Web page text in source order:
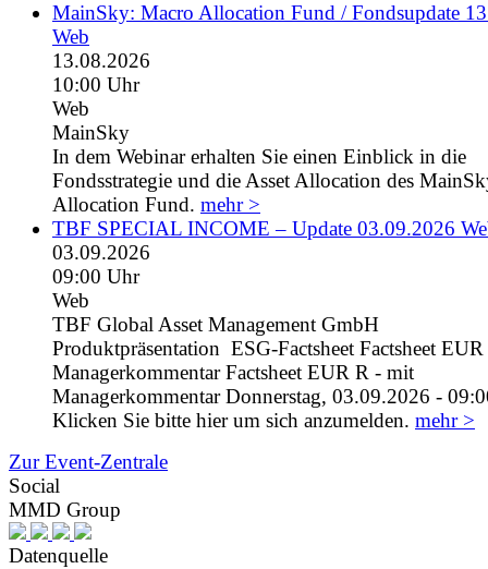
MainSky: Macro Allocation Fund / Fondsupdate
Web
13.08.2026
10:00 Uhr
Web
MainSky
In dem Webinar erhalten Sie einen Einblick in die
Fondsstrategie und die Asset Allocation des
Allocation Fund. mehr >
TBF SPECIAL INCOME – Update 03.09.2026
03.09.2026
09:00 Uhr
Web
TBF Global Asset Management GmbH
Produktpräsentation ESG-Factsheet Factsheet
Managerkommentar Factsheet EUR R - mit
Managerkommentar Donnerstag, 03.09.2026 -
Klicken Sie bitte hier um sich anzumelden. mehr >
Zur Event-Zentrale
Social
MMD Group
Datenquelle